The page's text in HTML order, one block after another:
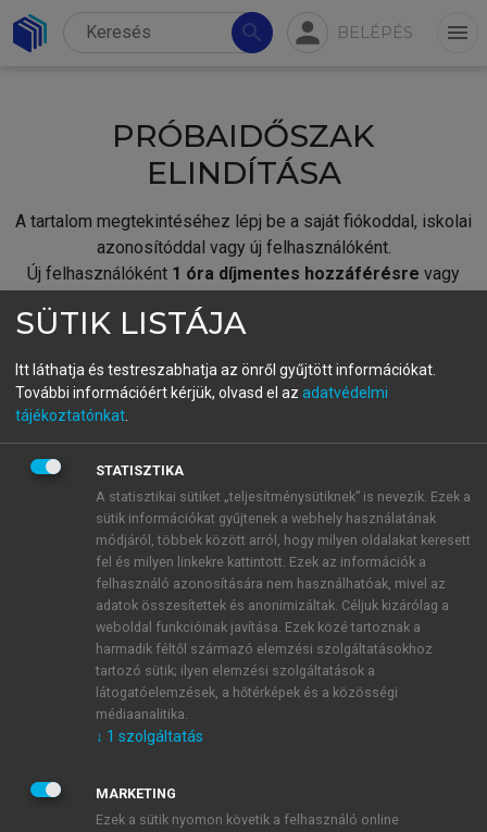
search person BELÉPÉS menu
PRÓBAIDŐSZAK
ELINDÍTÁSA
A tartalom megtekintéséhez lépj be a saját fiókoddal, iskolai
azonosítóddal vagy új felhasználóként.
Új felhasználóként 1 óra díjmentes hozzáférésre vagy
fiókoddal,vagy hozz létre új fiókot.
A regisztráció után apróbaidőszakautomatikusan
BELÉPÉS SAJÁT FIÓKKAL
ÚJ FIÓK LÉTREHOZÁSA
1 óra díjmentes hozzáférés
E-MAIL-CÍM
JELSZÓ
SÜTIK LISTÁJA
Itt láthatja és testreszabhatja az önről gyűjtött információkat.
További információért kérjük, olvasd el az adatvédelmi
tájékoztatónkat
STATISZTIKA
A statisztikai sütiket „teljesítménysütiknek” is nevezik. Ezek a
sütik információkat gyűjtenek a webhely használatának
módjáról, többek között arról, hogy milyen oldalakat keresett
fel és milyen linkekre kattintott. Ezek az információk a
felhasználó azonosítására nem használhatóak, mivel az
adatok összesítettek és anonimizáltak. Céljuk kizárólag a
weboldal funkcióinak javítása. Ezek közé tartoznak a
harmadik féltől származó elemzési szolgáltatásokhoz
tartozó sütik; ilyen elemzési szolgáltatások a
látogatóelemzések, a hőtérképek és a közösségi
médiaanalitika.
↓ 1 szolgáltatás
MARKETING
Ezek a sütik nyomon követik a felhasználó online